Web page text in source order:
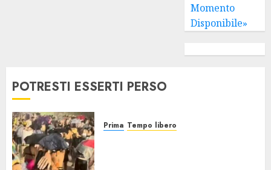
Momento
Disponibile»
POTRESTI ESSERTI PERSO
Prima Tempo libero